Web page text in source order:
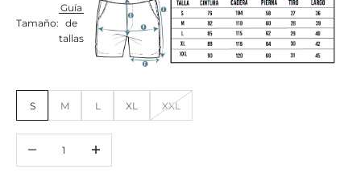
Tamaño:
Guía
de
tallas
S M L XL XXL